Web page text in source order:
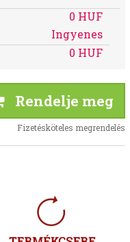
0 HUF
Ingyenes
0 HUF
Rendelje meg
Fizetésköteles megrendelés